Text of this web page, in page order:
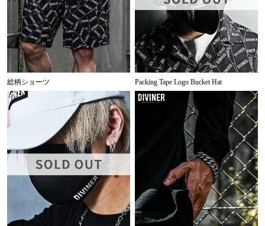
総柄ショーツ Packing Tape Logo Bucket Hat